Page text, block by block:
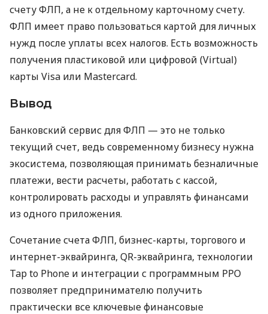
счету ФЛП, а не к отдельному карточному счету.
ФЛП имеет право пользоваться картой для личных
нужд после уплаты всех налогов. Есть возможность
получения пластиковой или цифровой (Virtual)
карты Visa или Mastercard.
Вывод
Банковский сервис для ФЛП — это не только
текущий счет, ведь современному бизнесу нужна
экосистема, позволяющая принимать безналичные
платежи, вести расчеты, работать с кассой,
контролировать расходы и управлять финансами
из одного приложения.
Сочетание счета ФЛП, бизнес-карты, торгового и
интернет-эквайринга, QR-эквайринга, технологии
Tap to Phone и интеграции с программным РРО
позволяет предпринимателю получить
практически все ключевые финансовые